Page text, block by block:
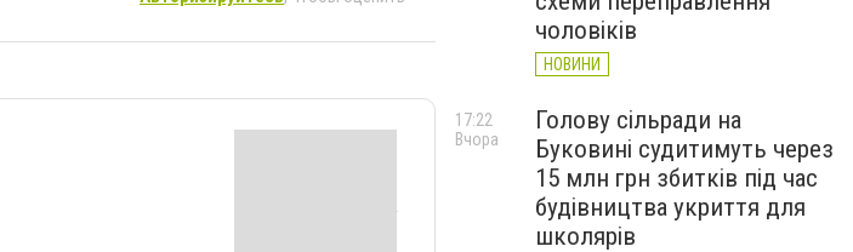
чоловіків
НОВИНИ
Голову сільради на
Буковині судитимуть через
15 млн грн збитків під час
будівництва укриття для
школярів
17:22
Вчора